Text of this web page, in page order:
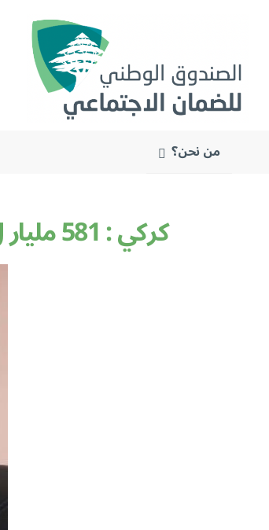
من نحن؟
كركي : 581 مليار ل.ل للمستشفيات بدل علاج مرضى غسيل الكلى منذ مطلع العام 2023